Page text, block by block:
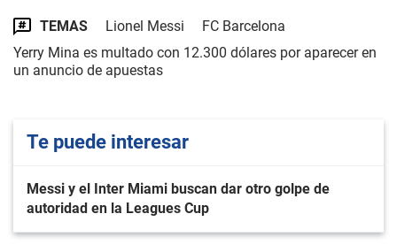
TEMAS Lionel Messi
FC Barcelona
Yerry Mina es multado con 12.300 dólares por aparecer en
un anuncio de apuestas
Te puede interesar
Messi y el Inter Miami buscan dar otro golpe de
autoridad en la Leagues Cup